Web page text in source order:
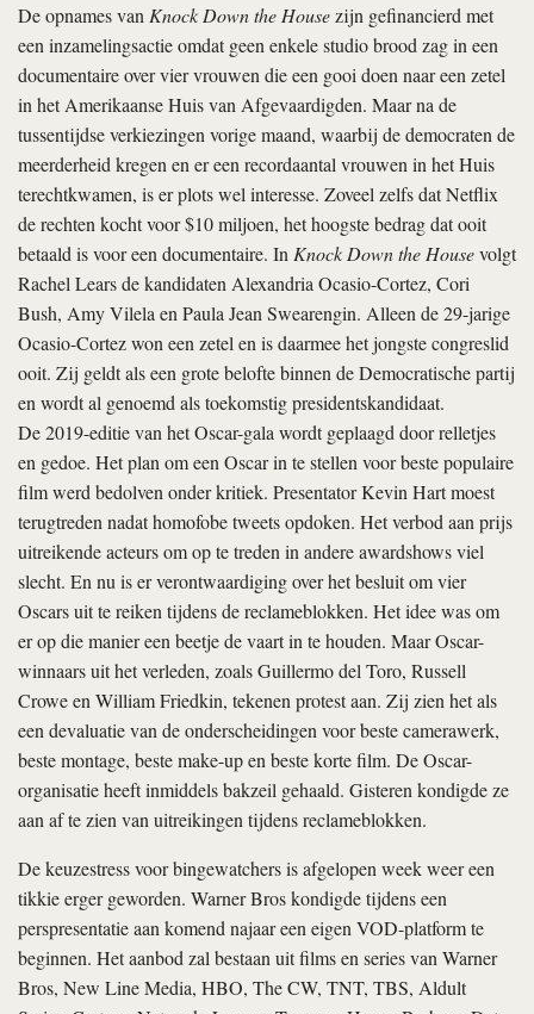
De opnames vanKnock Down the Housezijn gefinancierd met
een inzamelingsactie omdat geen enkele studio brood zag in een
documentaire over vier vrouwen die een gooi doen naar een zetel
in het Amerikaanse Huis van Afgevaardigden. Maar na de
tussentijdse verkiezingen vorige maand, waarbij de democraten de
meerderheid kregen en er een recordaantal vrouwen in het Huis
terechtkwamen, is er plots wel interesse. Zoveel zelfs dat Netflix
de rechten kocht voor $10 miljoen, het hoogste bedrag dat ooit
betaald is voor een documentaire. InKnock Down the Housevolgt
Rachel Lears de kandidaten Alexandria Ocasio-Cortez, Cori
Bush, Amy Vilela en Paula Jean Swearengin. Alleen de 29-jarige
Ocasio-Cortez won een zetel en is daarmee het jongste congreslid
ooit. Zij geldt als een grote belofte binnen de Democratische partij
en wordt al genoemd als toekomstig presidentskandidaat.
De 2019-editie van het Oscar-gala wordt geplaagd door relletjes
en gedoe. Het plan om een Oscar in te stellen voor beste populaire
film werd bedolven onder kritiek. Presentator Kevin Hart moest
terugtreden nadat homofobe tweets opdoken. Het verbod aan prijs
uitreikende acteurs om op te treden in andere awardshows viel
slecht. En nu is er verontwaardiging over het besluit om vier
Oscars uit te reiken tijdens de reclameblokken. Het idee was om
er op die manier een beetje de vaart in te houden. Maar Oscar-
winnaars uit het verleden, zoals Guillermo del Toro, Russell
Crowe en William Friedkin, tekenen protest aan. Zij zien het als
een devaluatie van de onderscheidingen voor beste camerawerk,
beste montage, beste make-up en beste korte film. De Oscar-
organisatie heeft inmiddels bakzeil gehaald. Gisteren kondigde ze
aan af te zien van uitreikingen tijdens reclameblokken.
De keuzestress voor bingewatchers is afgelopen week weer een
tikkie erger geworden. Warner Bros kondigde tijdens een
perspresentatie aan komend najaar een eigen VOD-platform te
beginnen. Het aanbod zal bestaan uit films en series van Warner
Bros, New Line Media, HBO, The CW, TNT, TBS, Aldult